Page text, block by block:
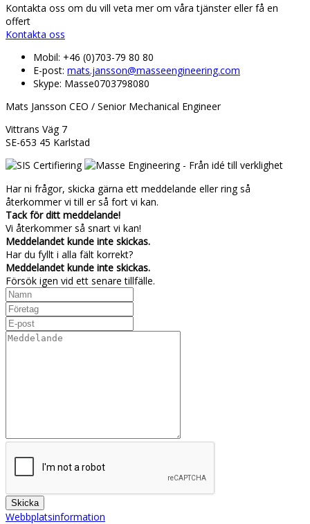
Kontakta oss om du vill veta mer om våra tjänster eller få en
offert
Kontakta oss
Mobil: +46 (0)703-79 80 80
E-post: mats.jansson@masseengineering.com
Skype: Masse0703798080
Mats Jansson CEO / Senior Mechanical Engineer
Vittrans Väg 7
SE-653 45 Karlstad
Har ni frågor, skicka gärna ett meddelande eller ring så
återkommer vi till er så fort vi kan.
Tack för ditt meddelande!
Vi återkommer så snart vi kan!
Meddelandet kunde inte skickas.
Har du fyllt i alla fält korrekt?
Meddelandet kunde inte skickas.
Försök igen vid ett senare tillfälle.
Webbplatsinformation